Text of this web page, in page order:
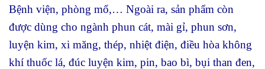
Bệnh viện, phòng mổ,… Ngoài ra, sản phẩm còn
được dùng cho ngành phun cát, mài gỉ, phun sơn,
luyện kim, xi măng, thép, nhiệt điện, điều hòa không
khí thuốc lá, đúc luyện kim, pin, bao bì, bụi than đen,